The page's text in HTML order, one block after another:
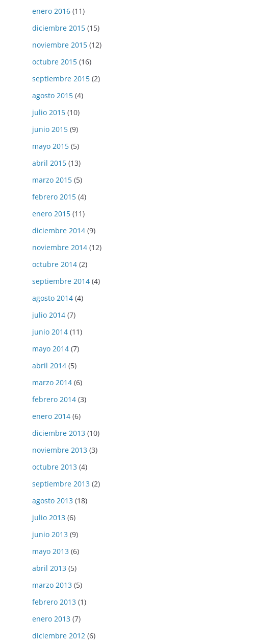
enero 2016 (11)
diciembre 2015 (15)
noviembre 2015 (12)
octubre 2015 (16)
septiembre 2015 (2)
agosto 2015 (4)
julio 2015 (10)
junio 2015 (9)
mayo 2015 (5)
abril 2015 (13)
marzo 2015 (5)
febrero 2015 (4)
enero 2015 (11)
diciembre 2014 (9)
noviembre 2014 (12)
octubre 2014 (2)
septiembre 2014 (4)
agosto 2014 (4)
julio 2014 (7)
junio 2014 (11)
mayo 2014 (7)
abril 2014 (5)
marzo 2014 (6)
febrero 2014 (3)
enero 2014 (6)
diciembre 2013 (10)
noviembre 2013 (3)
octubre 2013 (4)
septiembre 2013 (2)
agosto 2013 (18)
julio 2013 (6)
junio 2013 (9)
mayo 2013 (6)
abril 2013 (5)
marzo 2013 (5)
febrero 2013 (1)
enero 2013 (7)
diciembre 2012 (6)